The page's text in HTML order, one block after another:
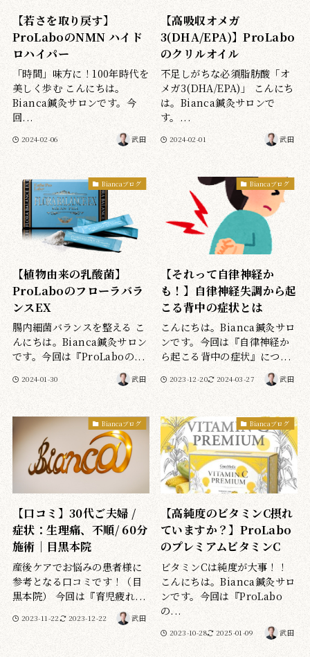
【若さを取り戻す】
ProLaboのNMN ハイド
ロハイパー
「時間」味方に！100年時代を
美しく歩む こんにちは。
Bianca鍼灸サロンです。今
回...
2024-02-06 武田
【高吸収オメガ
3(DHA/EPA)】ProLabo
のクリルオイル
不足しがちな必須脂肪酸「オ
メガ3(DHA/EPA)」 こんにち
は。Bianca鍼灸サロンで
す。...
2024-02-01 武田
Biancaブログ
【植物由来の乳酸菌】
ProLaboのフローラバラ
ンスEX
腸内細菌バランスを整える こ
んにちは。Bianca鍼灸サロン
です。今回は『ProLaboの...
2024-01-30 武田
Biancaブログ
【それって自律神経か
も！】自律神経失調から起
こる背中の症状とは
こんにちは。Bianca鍼灸サロ
ンです。今回は『自律神経か
ら起こる背中の症状』につ...
2023-12-20 2024-03-27 武田
Biancaブログ
【口コミ】30代ご夫婦 /
症状：生理痛、不順/ 60分
施術｜目黒本院
産後ケアでお悩みの患者様に
参考となる口コミです！（目
黒本院） 今回は『育児疲れ...
2023-11-22 2023-12-22 武田
Biancaブログ
【高純度のビタミンC摂れ
ていますか？】ProLabo
のプレミアムビタミンC
ビタミンCは純度が大事！！
こんにちは。Bianca鍼灸サロ
ンです。今回は『ProLabo
の...
2023-10-28 2025-01-09 武田